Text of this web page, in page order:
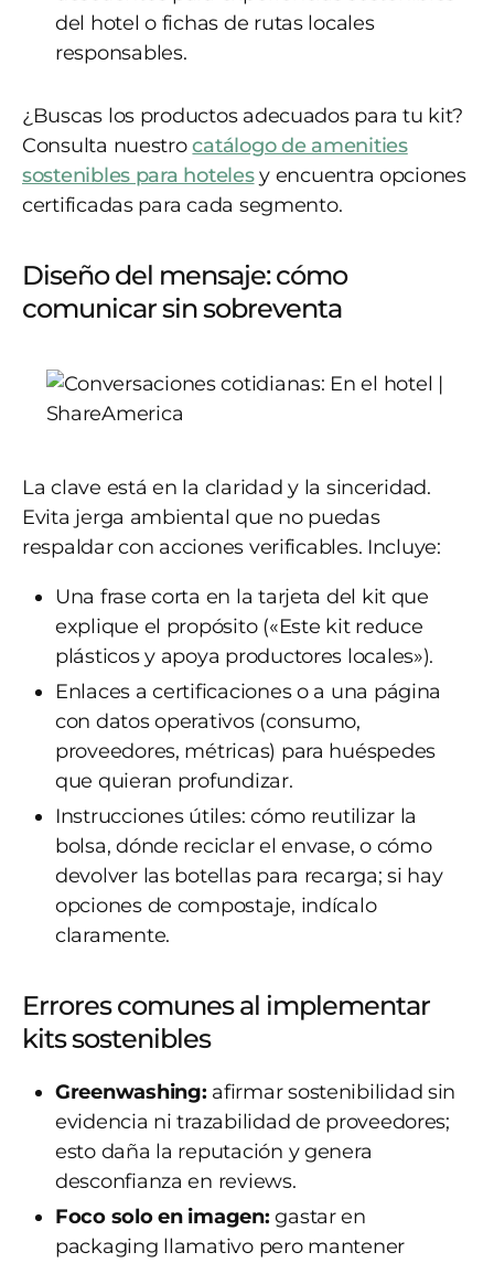
del hotel o fichas de rutas locales
responsables.
¿Buscas los productos adecuados para tu kit?
Consulta nuestrocatálogo de amenities
sostenibles para hotelesy encuentra opciones
certificadas para cada segmento.
Diseño del mensaje: cómo
comunicar sin sobreventa
La clave está en la claridad y la sinceridad.
Evita jerga ambiental que no puedas
respaldar con acciones verificables. Incluye:
Una frase corta en la tarjeta del kit que
explique el propósito («Este kit reduce
plásticos y apoya productores locales»).
Enlaces a certificaciones o a una página
con datos operativos (consumo,
proveedores, métricas) para huéspedes
que quieran profundizar.
Instrucciones útiles: cómo reutilizar la
bolsa, dónde reciclar el envase, o cómo
devolver las botellas para recarga; si hay
opciones de compostaje, indícalo
claramente.
Errores comunes al implementar
kits sostenibles
Greenwashing: afirmar sostenibilidad sin
evidencia ni trazabilidad de proveedores;
esto daña la reputación y genera
desconfianza en reviews.
Foco solo en imagen: gastar en
packaging llamativo pero mantener